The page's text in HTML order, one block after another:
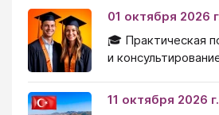
01 октября 2026
🎓 Практическая
и
11 октября 2026